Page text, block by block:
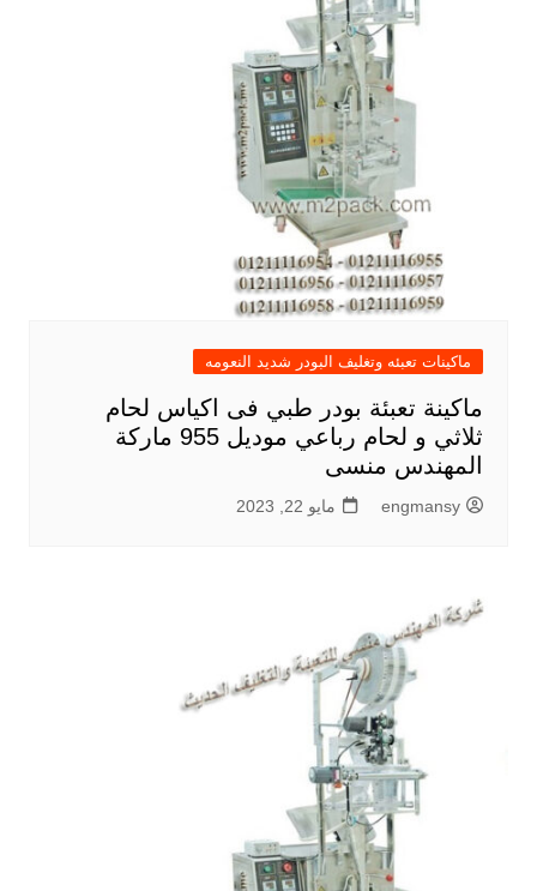
ماكينات تعبئه وتغليف البودر شديد النعومه
ماكينة تعبئة بودر طبي فى اكياس لحام
ثلاثي و لحام رباعي موديل 955 ماركة
المهندس منسى
engmansy مايو 22, 2023